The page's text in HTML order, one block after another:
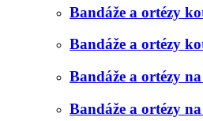
Bandáže a ortézy
Bandáže a ortézy
Bandáže a ortézy
Bandáže a ortézy